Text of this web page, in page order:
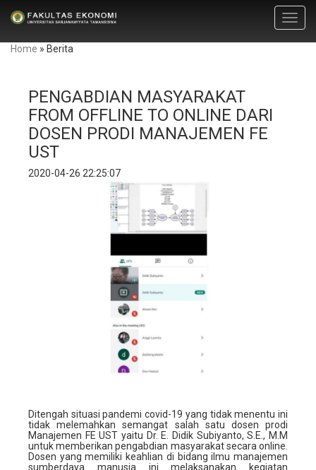
Home » Berita
PENGABDIAN MASYARAKAT
FROM OFFLINE TO ONLINE DARI
DOSEN PRODI MANAJEMEN FE
UST
2020-04-26 22:25:07
Ditengah situasi pandemi covid-19 yang tidak menentu ini
tidak melemahkan semangat salah satu dosen prodi
Manajemen FE UST yaitu Dr. E. Didik Subiyanto, S.E., M.M
untuk memberikan pengabdian masyarakat secara online.
Dosen yang memiliki keahlian di bidang ilmu manajemen
sumberdaya manusia ini melaksanakan kegiatan